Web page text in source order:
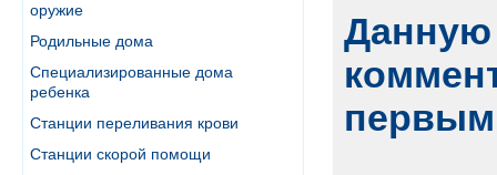
оружие
Родильные дома
Специализированные дома
ребенка
Станции переливания крови
Станции скорой помощи
Данную